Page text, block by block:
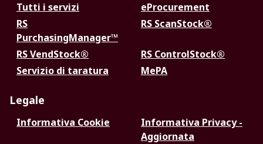
Tutti i servizi
eProcurement
RS
PurchasingManager™
RS ScanStock®
RS VendStock®
RS ControlStock®
Servizio di taratura
MePA
Legale
Informativa Cookie
Informativa Privacy -
Aggiornata